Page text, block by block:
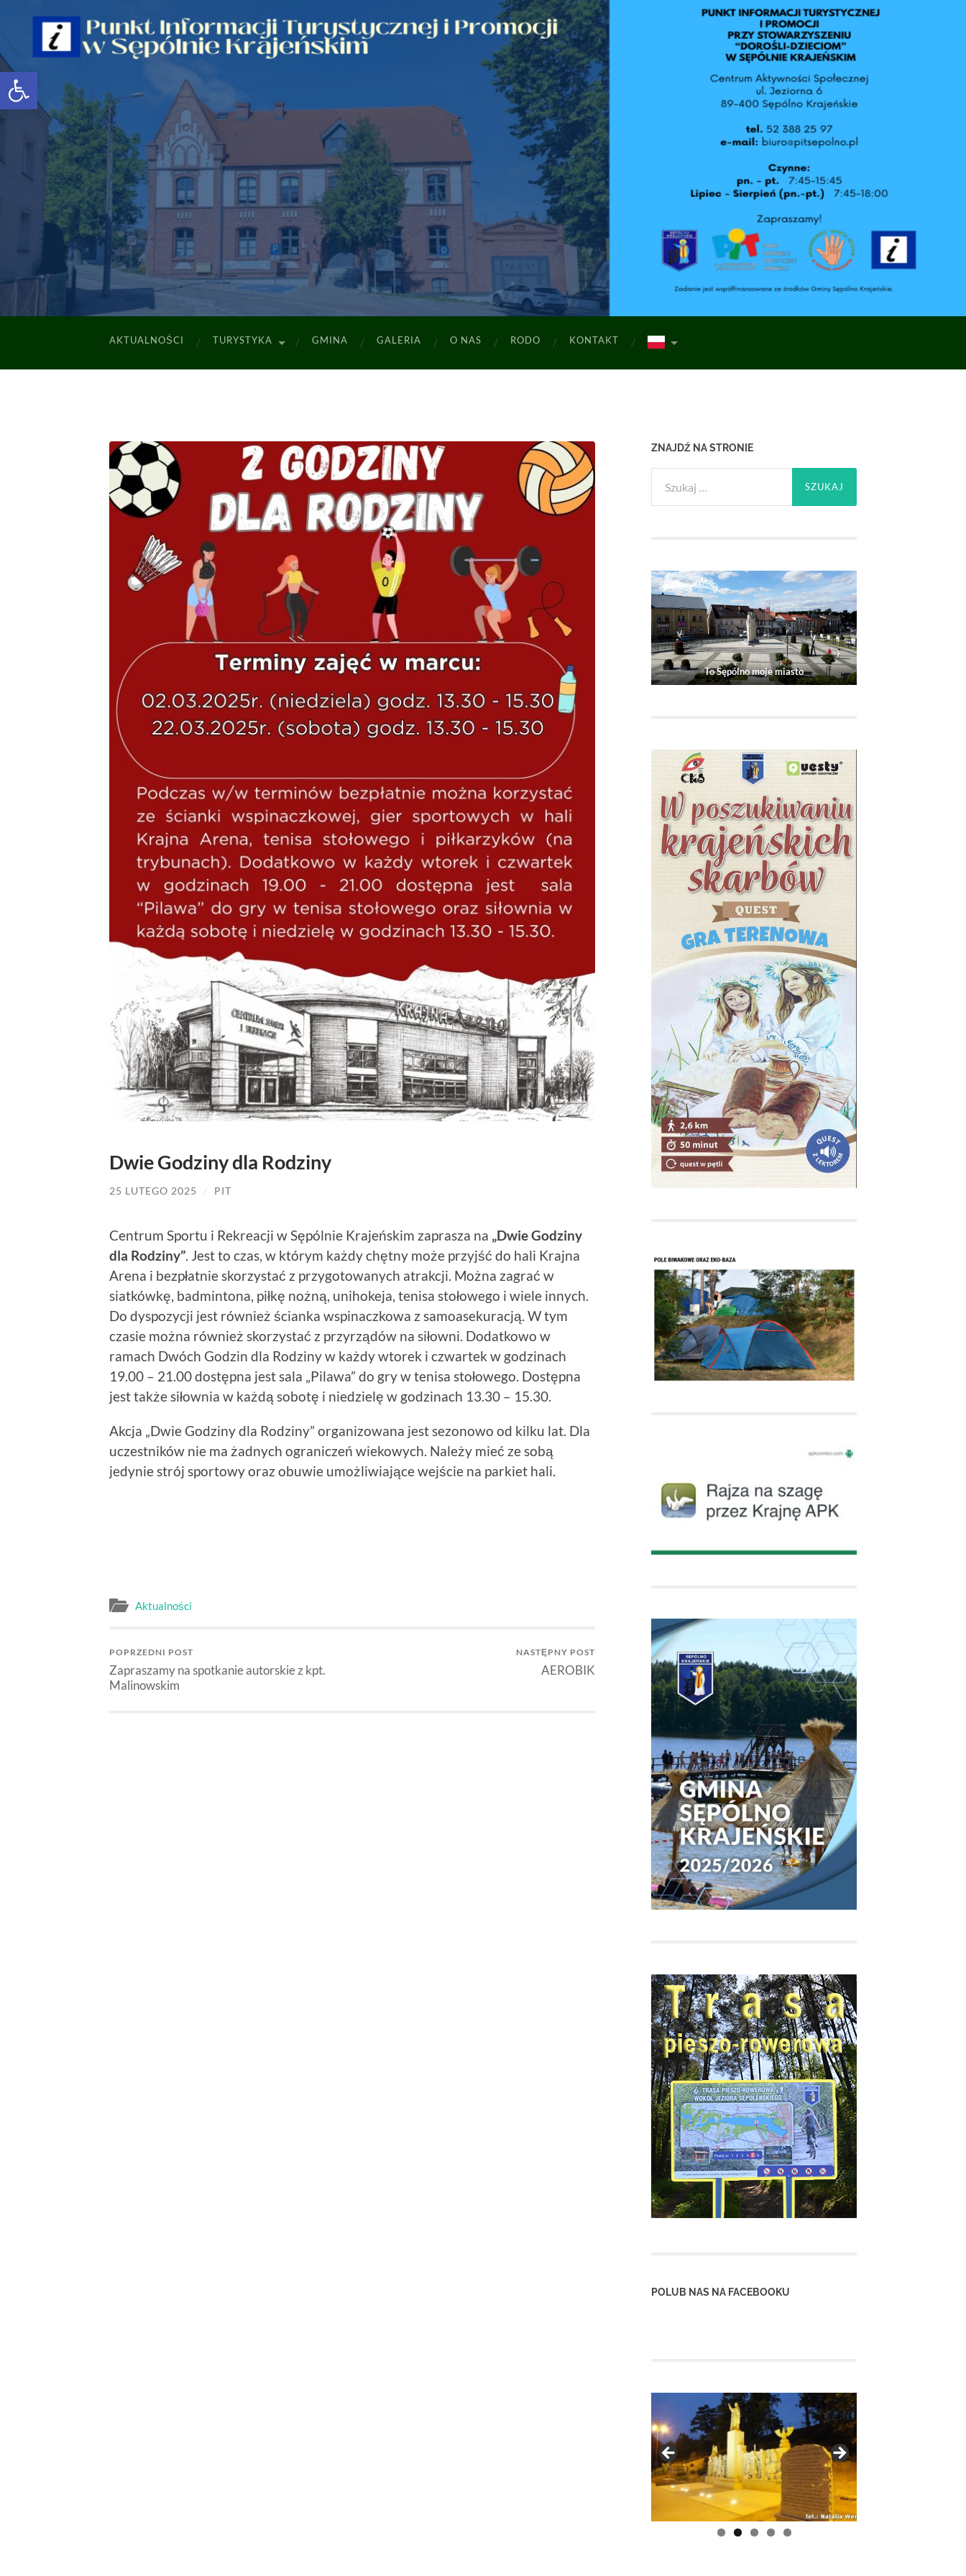
Open toolbar
AKTUALNOŚCI TURYSTYKA GMINA GALERIA O NAS RODO KONTAKT
Dwie Godziny dla Rodziny
25 LUTEGO 2025 / PIT
Centrum Sportu i Rekreacji w Sępólnie Krajeńskim zaprasza na „Dwie Godziny
dla Rodziny”. Jest to czas, w którym każdy chętny może przyjść do hali Krajna
Arena i bezpłatnie skorzystać z przygotowanych atrakcji. Można zagrać w
siatkówkę, badmintona, piłkę nożną, unihokeja, tenisa stołowego i wiele innych.
Do dyspozycji jest również ścianka wspinaczkowa z samoasekuracją. W tym
czasie można również skorzystać z przyrządów na siłowni. Dodatkowo w
ramach Dwóch Godzin dla Rodziny w każdy wtorek i czwartek w godzinach
19.00 – 21.00 dostępna jest sala „Pilawa” do gry w tenisa stołowego. Dostępna
jest także siłownia w każdą sobotę i niedzielę w godzinach 13.30 – 15.30.
Akcja „Dwie Godziny dla Rodziny” organizowana jest sezonowo od kilku lat. Dla
uczestników nie ma żadnych ograniczeń wiekowych. Należy mieć ze sobą
jedynie strój sportowy oraz obuwie umożliwiające wejście na parkiet hali.
Aktualności
POPRZEDNI POST
Zapraszamy na spotkanie autorskie z kpt.
Malinowskim
NASTĘPNY POST
AEROBIK
ZNAJDŹ NA STRONIE
To Sępólno moje miasto
POLUB NAS NA FACEBOOKU